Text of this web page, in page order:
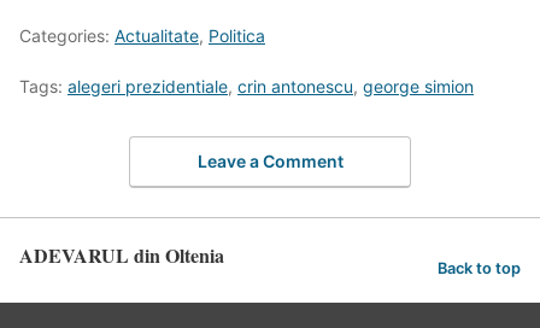
Categories: Actualitate, Politica
Tags: alegeri prezidentiale, crin antonescu, george simion
Leave a Comment
ADEVARUL din Oltenia Back to top